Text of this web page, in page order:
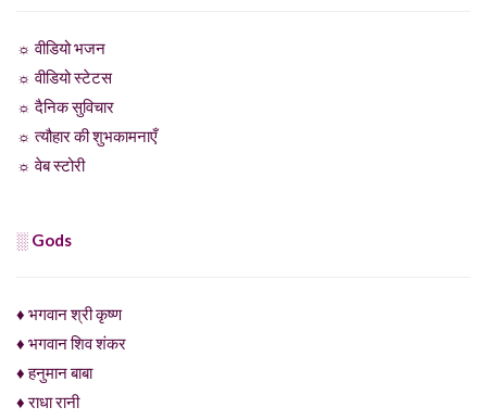
☼ वीडियो भजन
☼ वीडियो स्टेटस
☼ दैनिक सुविचार
☼ त्यौहार की शुभकामनाएँ
☼ वेब स्टोरी
░ Gods
♦ भगवान श्री कृष्ण
♦ भगवान शिव शंकर
♦ हनुमान बाबा
♦ राधा रानी